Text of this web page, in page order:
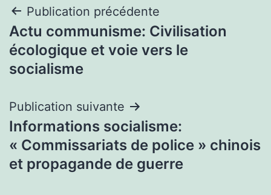
Navigation
de
l’article
Publication précédente
Actu communisme: Civilisation
écologique et voie vers le
socialisme
Publication suivante
Informations socialisme:
« Commissariats de police » chinois
et propagande de guerre